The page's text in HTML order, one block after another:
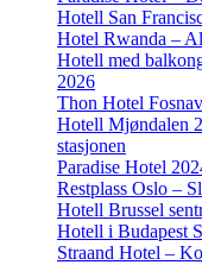
Hotell San
Hotel Rwanda –
Hotell med
2026
Thon Hotel
Hotell Mjøndalen
stasjonen
Paradise Hotel
Restplass Oslo –
Hotell Brussel
Hotell i Budapest
Straand Hotel –